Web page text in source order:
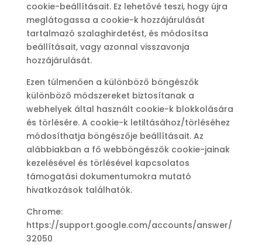
cookie-beállításait. Ez lehetővé teszi, hogy újra
meglátogassa a cookie-k hozzájárulását
tartalmazó szalaghirdetést, és módosítsa
beállításait, vagy azonnal visszavonja
hozzájárulását.
Ezen túlmenően a különböző böngészők
különböző módszereket biztosítanak a
webhelyek által használt cookie-k blokkolására
és törlésére. A cookie-k letiltásához/törléséhez
módosíthatja böngészője beállításait. Az
alábbiakban a fő webböngészők cookie-jainak
kezelésével és törlésével kapcsolatos
támogatási dokumentumokra mutató
hivatkozások találhatók.
Chrome:
https://support.google.com/accounts/answer/
32050